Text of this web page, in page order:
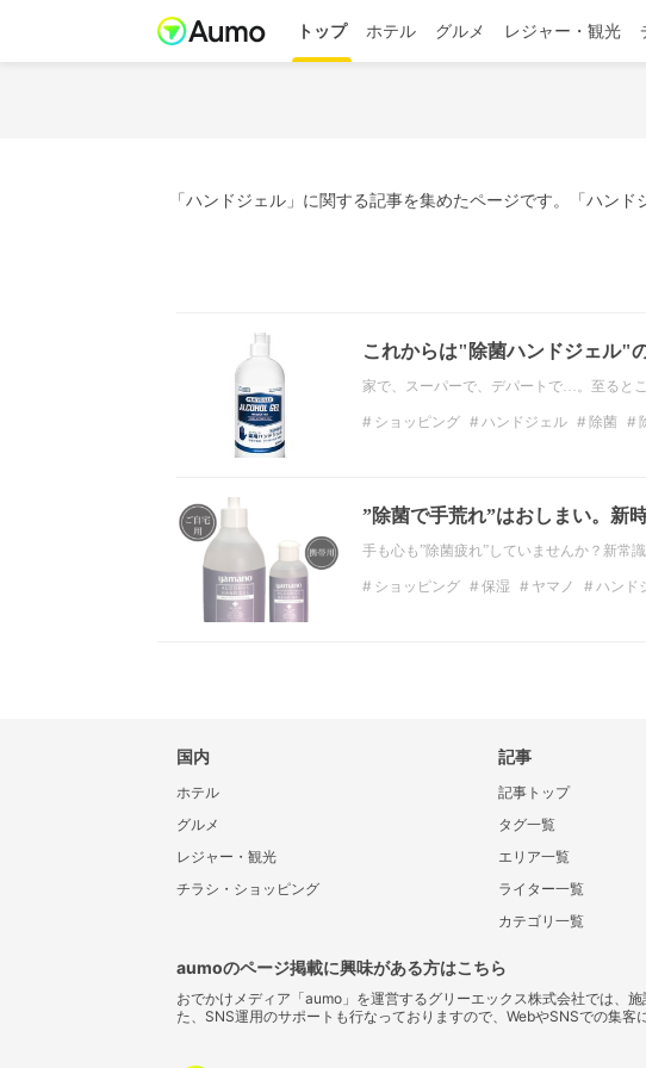
トップ ホテル グルメ レジャー・観光
「ハンドジェル」に関する記事を集めたページです。「ハン
これからは"除菌ハンドジェル"
家で、スーパーで、デパートで…。至ると
ショッピング ハンドジェル 除菌
”除菌で手荒れ”はおしまい。新
手も心も”除菌疲れ”していませんか？新常
ショッピング 保湿 ヤマノ ハンド
国内
ホテル
グルメ
レジャー・観光
チラシ・ショッピング
記事
記事トップ
タグ一覧
エリア一覧
ライター一覧
カテゴリ一覧
aumoのページ掲載に興味がある方はこちら
おでかけメディア「aumo」を運営するグリーエックス株式会社では、
た、SNS運用のサポートも行なっておりますので、WebやSNSでの集客